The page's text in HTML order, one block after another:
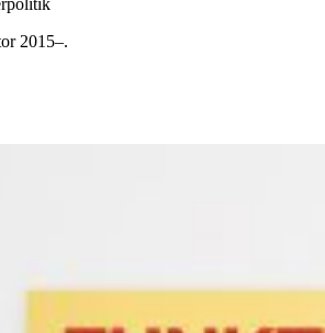
2015–.